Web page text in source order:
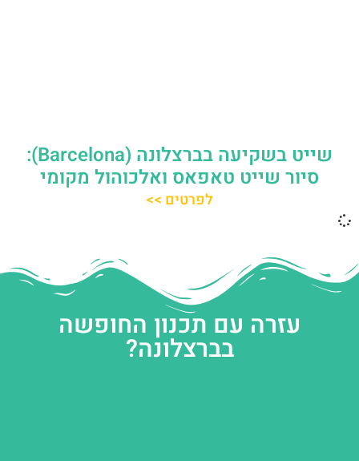
שייט בשקיעה בברצלונה (Barcelona):
סיור שייט טאפאס ואלכוהול מקומי
לפרטים >>
עזרה עם תכנון החופשה
בברצלונה?